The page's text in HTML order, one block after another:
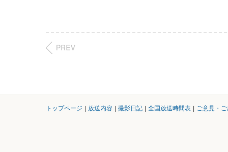
トップページ 放送内容 撮影日記 全国放送時間表 ご意見・